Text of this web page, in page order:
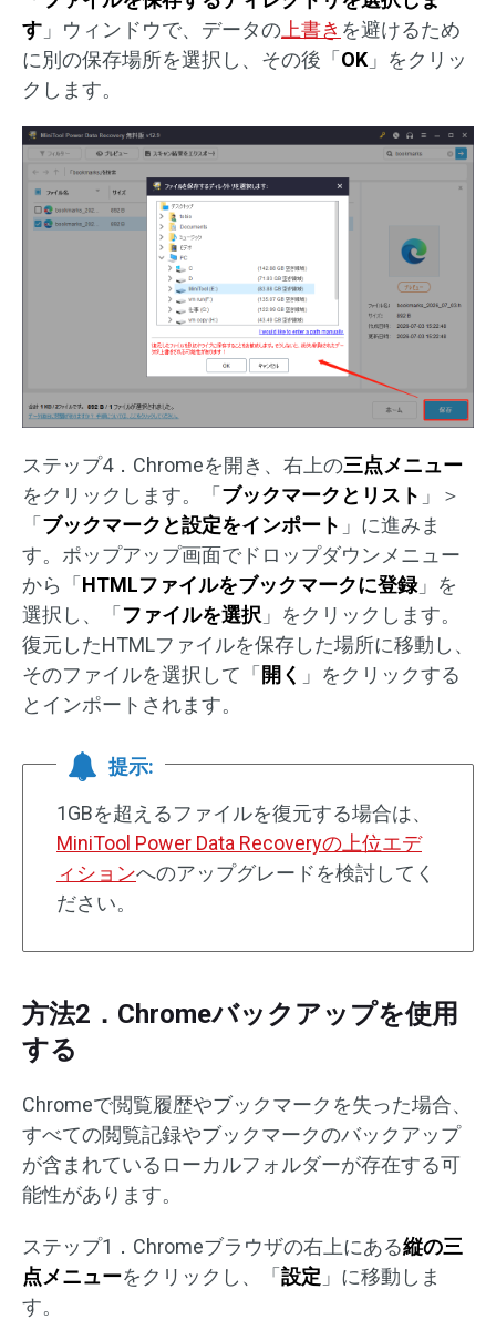
す 」ウィンドウで、データの 上書き を避けるため
に別の保存場所を選択し、その後「 OK 」をクリッ
クします。
ステップ4．Chromeを開き、右上の三点メニュー
をクリックします。「 ブックマークとリスト 」＞
「 ブックマークと設定をインポート 」に進みま
す。ポップアップ画面でドロップダウンメニュー
から「 HTMLファイルをブックマークに登録」を
選択し、「 ファイルを選択 」をクリックします。
復元したHTMLファイルを保存した場所に移動し、
そのファイルを選択して「 開く 」をクリックする
とインポートされます。
提示:
1GBを超えるファイルを復元する場合は、
MiniTool Power Data Recoveryの上位エデ
ィションへのアップグレードを検討してく
ださい。
方法2．Chromeバックアップを使用
する
Chromeで閲覧履歴やブックマークを失った場合、
すべての閲覧記録やブックマークのバックアップ
が含まれているローカルフォルダーが存在する可
能性があります。
ステップ1．Chromeブラウザの右上にある縦の三
点メニューをクリックし、「 設定 」に移動しま
す。